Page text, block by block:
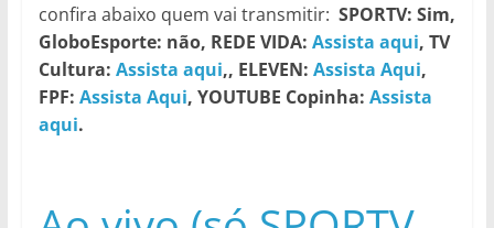
confira abaixo quem vai transmitir: SPORTV: Sim,
GloboEsporte: não, REDE VIDA: Assista aqui, TV
Cultura: Assista aqui,, ELEVEN: Assista Aqui,
FPF: Assista Aqui, YOUTUBE Copinha: Assista
aqui.